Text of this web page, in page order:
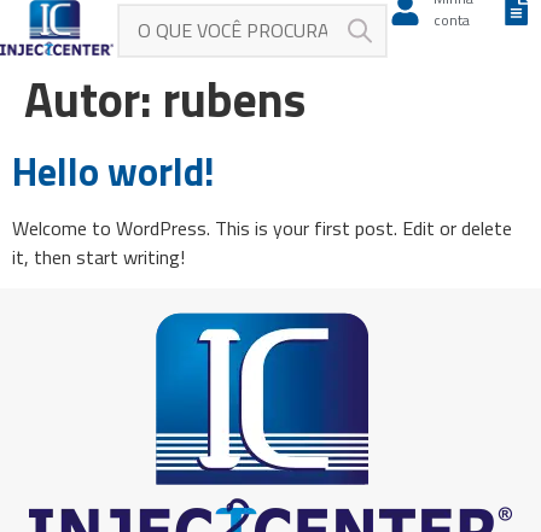
conta
Autor: rubens
Hello world!
Welcome to WordPress. This is your first post. Edit or delete
it, then start writing!